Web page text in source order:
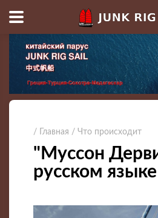
/ Главная / Что происходит
"Муссон
русском языке